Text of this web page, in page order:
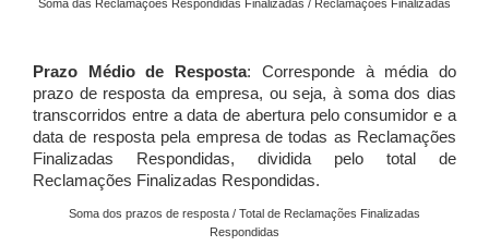
Soma das Reclamações Respondidas Finalizadas / Reclamações Finalizadas
Prazo Médio de Resposta: Corresponde à média do
prazo de resposta da empresa, ou seja, à soma dos dias
transcorridos entre a data de abertura pelo consumidor e a
data de resposta pela empresa de todas as Reclamações
Finalizadas Respondidas, dividida pelo total de
Reclamações Finalizadas Respondidas.
Soma dos prazos de resposta / Total de Reclamações Finalizadas
Respondidas